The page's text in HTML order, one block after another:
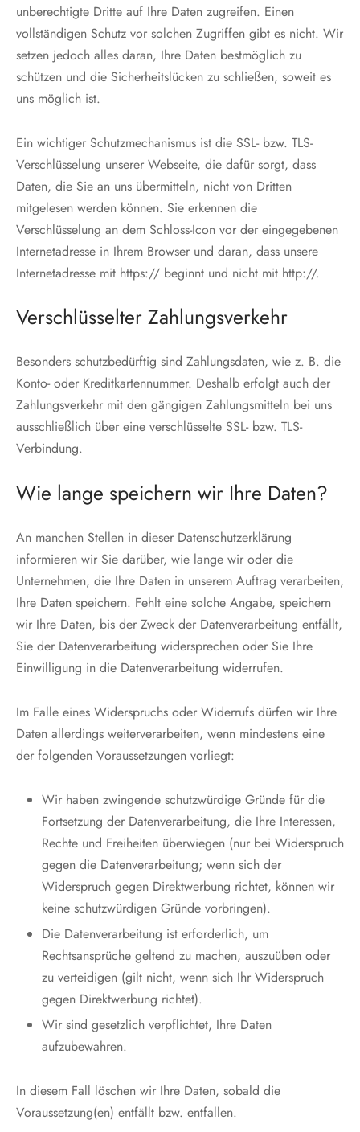
unberechtigte Dritte auf Ihre Daten zugreifen. Einen
vollständigen Schutz vor solchen Zugriffen gibt es nicht. Wir
setzen jedoch alles daran, Ihre Daten bestmöglich zu
schützen und die Sicherheitslücken zu schließen, soweit es
uns möglich ist.
Ein wichtiger Schutzmechanismus ist die SSL- bzw. TLS-
Verschlüsselung unserer Webseite, die dafür sorgt, dass
Daten, die Sie an uns übermitteln, nicht von Dritten
mitgelesen werden können. Sie erkennen die
Verschlüsselung an dem Schloss-Icon vor der eingegebenen
Internetadresse in Ihrem Browser und daran, dass unsere
Internetadresse mit https:// beginnt und nicht mit http://.
Verschlüsselter Zahlungsverkehr
Besonders schutzbedürftig sind Zahlungsdaten, wie z. B. die
Konto- oder Kreditkartennummer. Deshalb erfolgt auch der
Zahlungsverkehr mit den gängigen Zahlungsmitteln bei uns
ausschließlich über eine verschlüsselte SSL- bzw. TLS-
Verbindung.
Wie lange speichern wir Ihre Daten?
An manchen Stellen in dieser Datenschutzerklärung
informieren wir Sie darüber, wie lange wir oder die
Unternehmen, die Ihre Daten in unserem Auftrag verarbeiten,
Ihre Daten speichern. Fehlt eine solche Angabe, speichern
wir Ihre Daten, bis der Zweck der Datenverarbeitung entfällt,
Sie der Datenverarbeitung widersprechen oder Sie Ihre
Einwilligung in die Datenverarbeitung widerrufen.
Im Falle eines Widerspruchs oder Widerrufs dürfen wir Ihre
Daten allerdings weiterverarbeiten, wenn mindestens eine
der folgenden Voraussetzungen vorliegt:
Wir haben zwingende schutzwürdige Gründe für die
Fortsetzung der Datenverarbeitung, die Ihre Interessen,
Rechte und Freiheiten überwiegen (nur bei Widerspruch
gegen die Datenverarbeitung; wenn sich der
Widerspruch gegen Direktwerbung richtet, können wir
keine schutzwürdigen Gründe vorbringen).
Die Datenverarbeitung ist erforderlich, um
Rechtsansprüche geltend zu machen, auszuüben oder
zu verteidigen (gilt nicht, wenn sich Ihr Widerspruch
gegen Direktwerbung richtet).
Wir sind gesetzlich verpflichtet, Ihre Daten
aufzubewahren.
In diesem Fall löschen wir Ihre Daten, sobald die
Voraussetzung(en) entfällt bzw. entfallen.